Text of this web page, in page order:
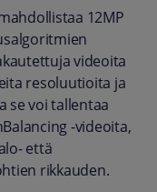
12MP
videoita
resoluutioita ja
se voi tallentaa
-videoita,
että
rikkauden.